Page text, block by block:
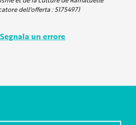
dell'offerta :5175497)
Segnala un errore